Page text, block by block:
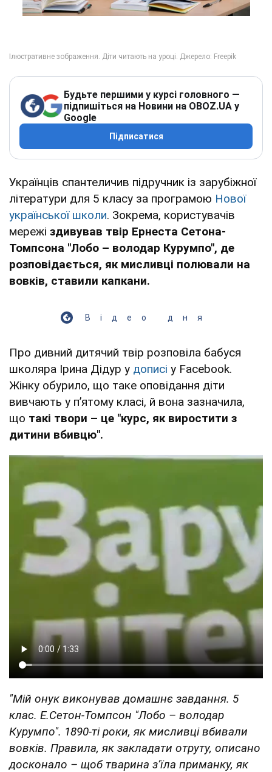
Будьте першими у курсі головного —
підпишіться на Новини на OBOZ.UA у
Google
Підписатися
Українців спантеличив підручник із зарубіжної
літератури для 5 класу за програмою Нової
української школи. Зокрема, користувачів
мережі здивував твір Ернеста Сетона-
Томпсона "Лобо – володар Курумпо", де
розповідається, як мисливці полювали на
вовків, ставили капкани.
Відео дня
Про дивний дитячий твір розповіла бабуся
школяра Ірина Дідур у дописі у Facebook.
Жінку обурило, що таке оповідання діти
вивчають у пʼятому класі, й вона зазначила,
що такі твори – це "курс, як виростити з
дитини вбивцю".
"Мій онук виконував домашнє завдання. 5
клас. Е.Сетон-Томпсон "Лобо – володар
Курумпо". 1890-ті роки, як мисливці вбивали
вовків. Правила, як закладати отруту, описано
досконало – щоб тварина зʼїла приманку, як